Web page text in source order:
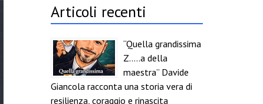
Articoli recenti
“Quella grandissima
Z…..a della
maestra” Davide
Giancola racconta una storia vera di
resilienza, coraggio e rinascita